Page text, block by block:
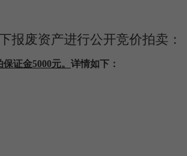
报废资产进行公开竞价拍卖：
证金5000元。 详情如下：